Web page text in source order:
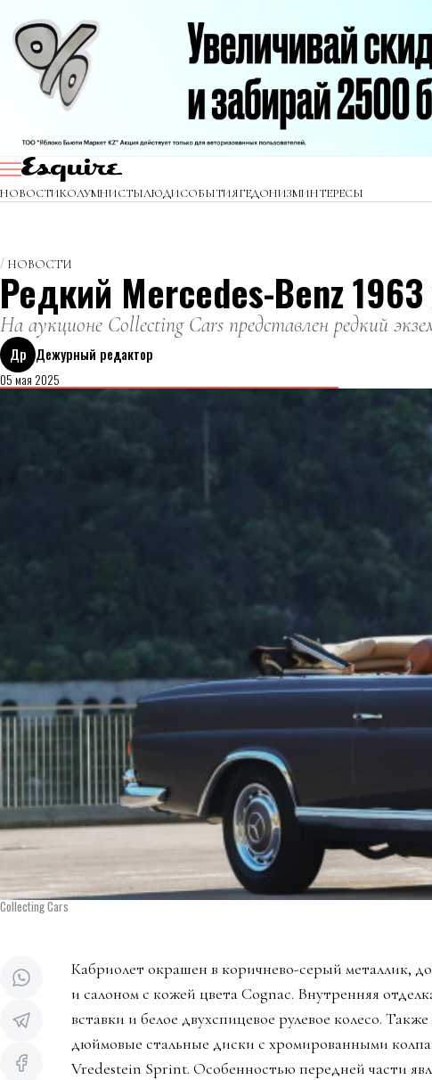
НОВОСТИКОЛУМНИСТЫЛЮДИСОБЫТИЯГЕДОНИЗМИНТЕРЕСЫ
НОВОСТИ
Редкий Mercedes-Benz
На аукционе Collecting Cars представлен редкий
Др Дежурный редактор
05 мая 2025
Collecting Cars
Кабриолет окрашен в коричнево-серый металлик,
и салоном с кожей цвета Cognac. Внутренняя
вставки и белое двухспицевое рулевое колесо.
дюймовые стальные диски с хромированными
Vredestein Sprint. Особенностью передней части